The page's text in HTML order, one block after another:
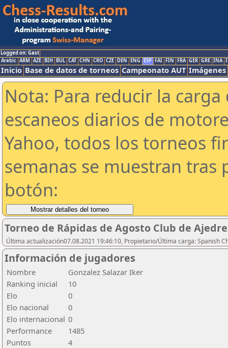
Logged on: Gast
Arabic ARM AZE BIH BUL CAT CHN CRO CZE DEN ENG ESP FAI FIN FRA GER GRE INA
Inicio Base de datos de torneos Campeonato AUT Imágenes
Nota: Para reducir la
escaneos diarios de
Yahoo, todos los torneos
semanas se muestran tras
botón:
Torneo de Rápidas de Agosto Club de
Última actualización07.08.2021 19:46:10, Propietario/Última carga: Spanish
Información de jugadores
Nombre
Gonzalez Salazar Iker
Ranking inicial
10
Elo
0
Elo nacional
0
Elo internacional 0
Performance
1485
Puntos
4